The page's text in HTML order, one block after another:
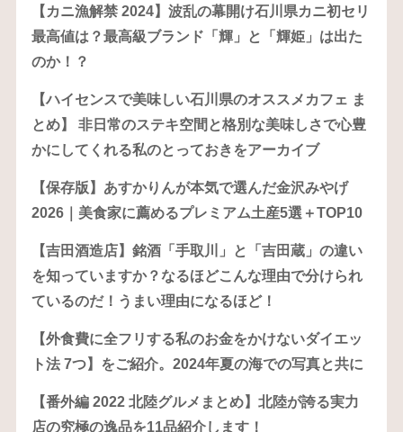
【カニ漁解禁 2024】波乱の幕開け石川県カニ初セリ
最高値は？最高級ブランド「輝」と「輝姫」は出た
のか！？
【ハイセンスで美味しい石川県のオススメカフェ ま
とめ】 非日常のステキ空間と格別な美味しさで心豊
かにしてくれる私のとっておきをアーカイブ
【保存版】あすかりんが本気で選んだ金沢みやげ
2026｜美食家に薦めるプレミアム土産5選＋TOP10
【吉田酒造店】銘酒「手取川」と「吉田蔵」の違い
を知っていますか？なるほどこんな理由で分けられ
ているのだ！うまい理由になるほど！
【外食費に全フリする私のお金をかけないダイエッ
ト法 7つ】をご紹介。2024年夏の海での写真と共に
【番外編 2022 北陸グルメまとめ】北陸が誇る実力
店の究極の逸品を11品紹介します！